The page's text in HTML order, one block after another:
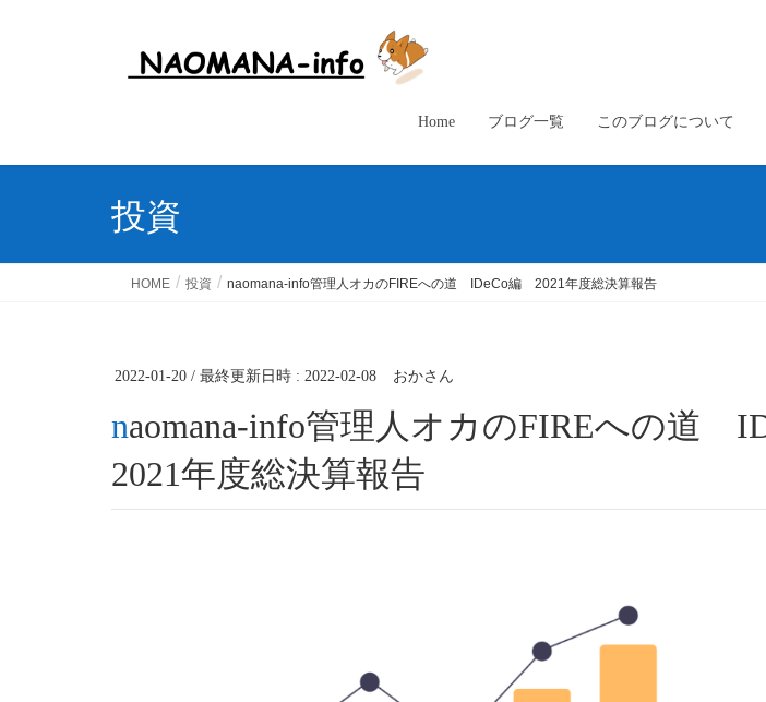
Home ブログ一覧 このブログについて
投資
HOME 投資 naomana-info管理人オカのFIREへの道 IDeCo編 2021年度総決算報告
2022-01-20 / 最終更新日時 : 2022-02-08 おかさん
naomana-info管理人オカのFIREへの道 IDeCo編
2021年度総決算報告